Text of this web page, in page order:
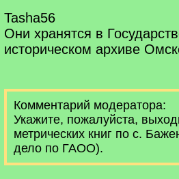
Tasha56
Они хранятся в
историческом архиве
Комментарий модератора:
Укажите, пожалуйста,
метрических книг по с.
дело по ГАОО).